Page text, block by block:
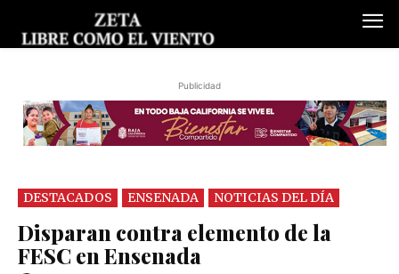
Publicidad
DESTACADOS ENSENADA NOTICIAS DEL DÍA
Disparan contra elemento de la
FESC en Ensenada